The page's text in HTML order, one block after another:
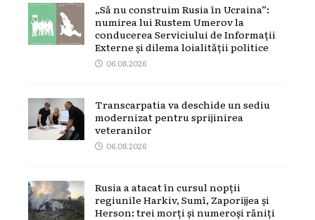
„Să nu construim Rusia în Ucraina”:
numirea lui Rustem Umerov la
conducerea Serviciului de Informații
Externe și dilema loialității politice
06.08.2026
Transcarpatia va deschide un sediu
modernizat pentru sprijinirea
veteranilor
06.08.2026
Rusia a atacat în cursul nopții
regiunile Harkiv, Sumî, Zaporijjea și
Herson: trei morți și numeroși răniți